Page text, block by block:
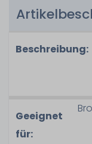
Beschreibung:
Geeignet
für: